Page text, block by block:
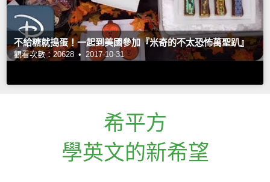
不給糖就搗蛋！一起到美國參加『米奇的不太恐怖萬聖趴』
觀看次數：20628 • 2017-10-31
希平方
學英文的新希望